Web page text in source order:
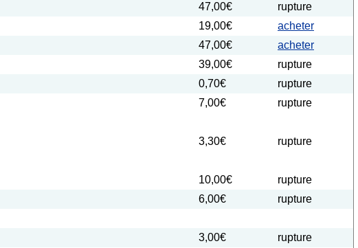
47,00€
rupture
19,00€
acheter
47,00€
acheter
39,00€
rupture
0,70€
rupture
7,00€
rupture
3,30€
rupture
10,00€
rupture
6,00€
rupture
3,00€
rupture